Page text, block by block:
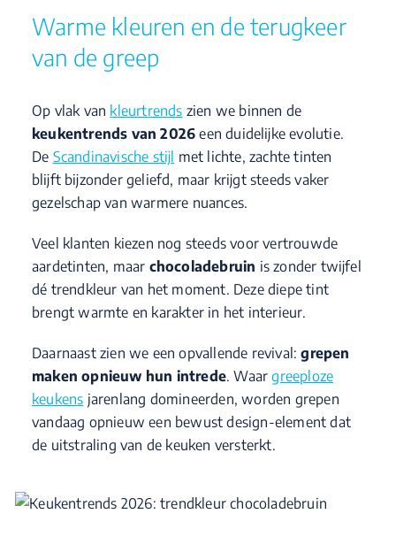
Warme kleuren en de terugkeer
van de greep
Op vlak van kleurtrends zien we binnen de
keukentrends van 2026 een duidelijke evolutie.
De Scandinavische stijl met lichte, zachte tinten
blijft bijzonder geliefd, maar krijgt steeds vaker
gezelschap van warmere nuances.
Veel klanten kiezen nog steeds voor vertrouwde
aardetinten, maar chocoladebruin is zonder twijfel
dé trendkleur van het moment. Deze diepe tint
brengt warmte en karakter in het interieur.
Daarnaast zien we een opvallende revival:grepen
maken opnieuw hun intrede. Waargreeploze
keukens jarenlang domineerden, worden grepen
vandaag opnieuw een bewust design-element dat
de uitstraling van de keuken versterkt.